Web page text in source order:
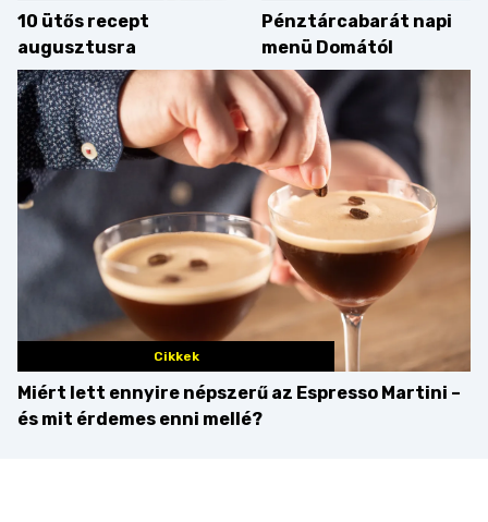
10 ütős recept
augusztusra
Pénztárcabarát napi
menü Domától
Cikkek
Miért lett ennyire népszerű az Espresso Martini –
és mit érdemes enni mellé?